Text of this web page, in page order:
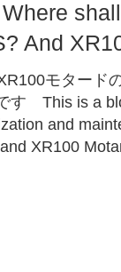
And
モタード
す This is a
and
XR100